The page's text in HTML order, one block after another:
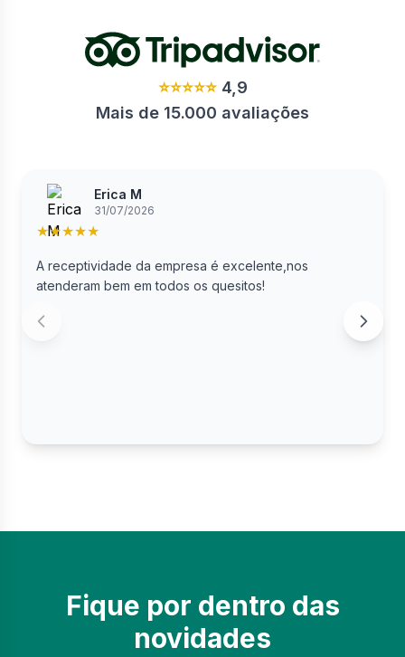
⭐⭐⭐⭐⭐4,9
Mais de 15.000 avaliações
Erica M
31/07/2026
★★★★★
A receptividade da empresa é excelente,nos
atenderam bem em todos os quesitos!
Fique por dentro das
novidades